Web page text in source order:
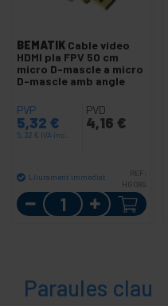
BEMATIK Cable vídeo
HDMI pla FPV 50 cm
micro D-mascle a micro
D-mascle amb angle
PVP
5,32 €
5,32 € IVA inc.
PVD
4,16 €
Lliurament immediat
REF:
HG089
Quantitat
Paraules clau